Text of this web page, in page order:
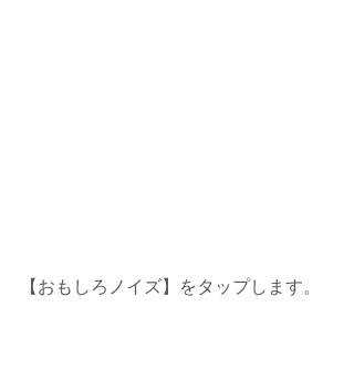
【おもしろノイズ】をタップします。